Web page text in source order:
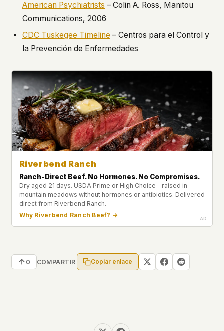
American Psychiatrists – Colin A. Ross, Manitou
Communications, 2006
CDC Tuskegee Timeline – Centros para el Control y
la Prevención de Enfermedades
Riverbend Ranch
Ranch-Direct Beef. No Hormones. No Compromises.
Dry aged 21 days. USDA Prime or High Choice – raised in
mountain meadows without hormones or antibiotics. Delivered
direct from Riverbend Ranch.
Why Riverbend Ranch Beef? →
0 COMPARTIR Copiar enlace